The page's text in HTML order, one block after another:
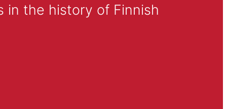
in the history of Finnish